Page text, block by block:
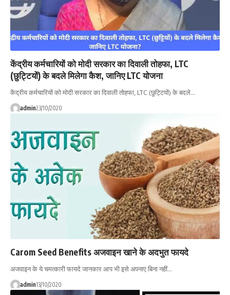
केंद्रीय कर्मचारियों को मोदी सरकार का दिवाली तोहफा, LTC
(छुट्टियों) के बदले मिलेगा कैश, जानिए LTC योजना
केंद्रीय कर्मचारियों को मोदी सरकार का दिवाली तोहफा, LTC (छुट्टियों) के बदले…
admin23/10/2020
Carom Seed Benefits अजवाइन खाने के अदभुत फायदे
अजवाइन के ये चमत्कारी फायदे जानकार आप भी इसे अपनाए बिना नहीं…
admin13/10/2020